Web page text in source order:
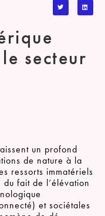
secteur
un profond
de nature à la
ressorts immatériels
fait de l’élévation
et sociétales